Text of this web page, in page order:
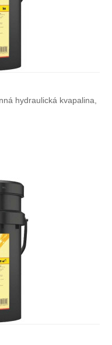
hydraulická kvapalina,